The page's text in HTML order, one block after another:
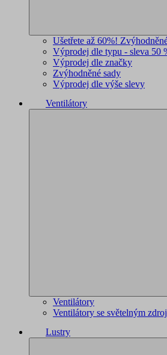
Ušetřete až 60%!
Výprodej dle typu - sleva 50
Výprodej dle značky
Zvýhodněné sady
Výprodej dle výše slevy
Ventilátory
Ventilátory
Ventilátory se světelným
Lustry